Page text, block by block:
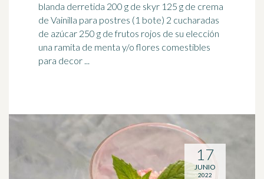
blanda derretida 200 g de skyr 125 g de crema
de Vainilla para postres (1 bote) 2 cucharadas
de azúcar 250 g de frutos rojos de su elección
una ramita de menta y/o flores comestibles
para decor ...
17
JUNIO
2022